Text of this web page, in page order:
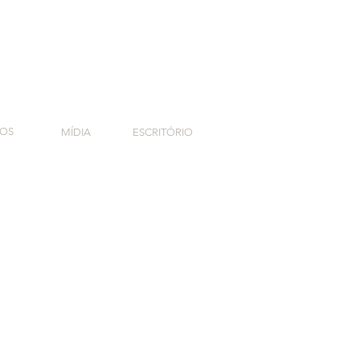
MÍDIA ESCRITÓRIO